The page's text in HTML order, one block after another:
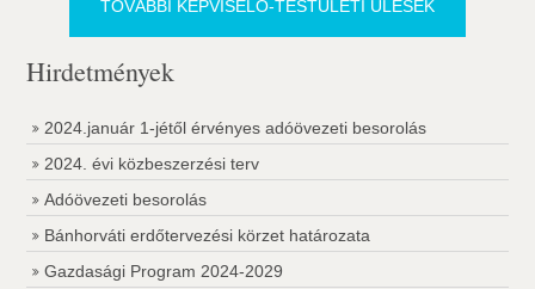
TOVÁBBI KÉPVISELŐ-TESTÜLETI ÜLÉSEK
Hirdetmények
2024.január 1-jétől érvényes adóövezeti besorolás
2024. évi közbeszerzési terv
Adóövezeti besorolás
Bánhorváti erdőtervezési körzet határozata
Gazdasági Program 2024-2029